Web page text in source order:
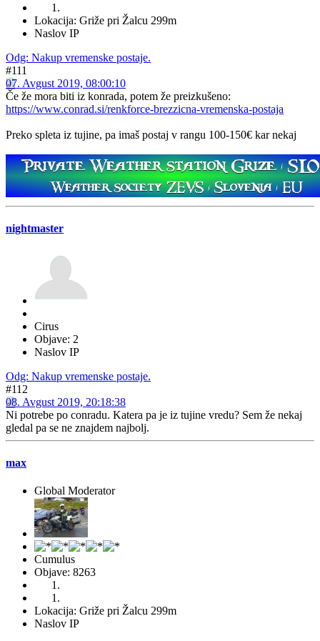
Lokacija: Griže pri Žalcu 299m
Naslov IP
Odg: Nakup vremenske postaje.
#111
07. Avgust 2019, 08:00:10
Če že mora biti iz konrada, potem že preizkušeno:
https://www.conrad.si/renkforce-brezzicna-vremenska-postaja
Preko spleta iz tujine, pa imaš postaj v rangu 100-150€ kar nekaj
nightmaster
Cirus
Objave: 2
Naslov IP
Odg: Nakup vremenske postaje.
#112
08. Avgust 2019, 20:18:38
Ni potrebe po conradu. Katera pa je iz tujine vredu? Sem že nekaj
gledal pa se ne znajdem najbolj.
max
Global Moderator
Cumulus
Objave: 8263
Lokacija: Griže pri Žalcu 299m
Naslov IP